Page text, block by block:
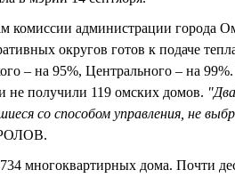
комиссии администрации города
округов готов к подаче
– на 95%, Центрального – на
не получили 119 омских домов.
со способом управления, не
многоквартирных дома. Почти